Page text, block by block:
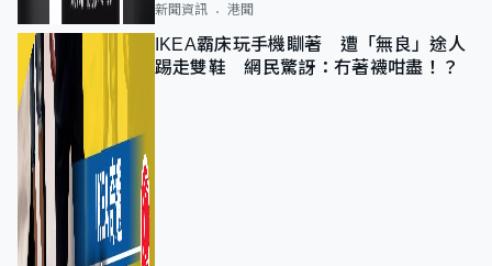
新聞資訊 港聞
IKEA霸床玩手機瞓著 遭「無良」途人
踢走雙鞋 網民驚訝：冇著襪咁盡！？